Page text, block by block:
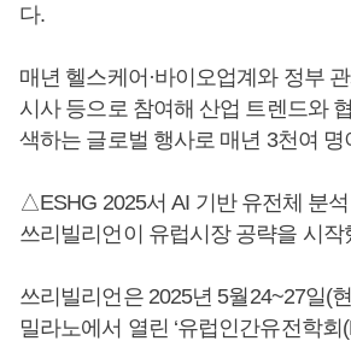
다.
매년 헬스케어·바이오업계와 정부
시사 등으로 참여해 산업 트렌드와
색하는 글로벌 행사로 매년 3천여
△ESHG 2025서 AI 기반 유전체 분
쓰리빌리언이 유럽시장 공략을 시작
쓰리빌리언은 2025년 5월24~27일(
밀라노에서 열린 ‘유럽인간유전학회